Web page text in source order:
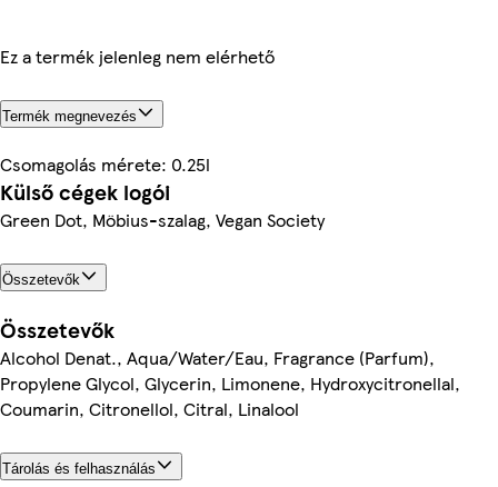
Ez a termék jelenleg nem elérhető
Termék megnevezés
Csomagolás mérete: 0.25l
Külső cégek logói
Green Dot, Möbius-szalag, Vegan Society
Összetevők
Összetevők
Alcohol Denat., Aqua/Water/Eau, Fragrance (Parfum),
Propylene Glycol, Glycerin, Limonene, Hydroxycitronellal,
Coumarin, Citronellol, Citral, Linalool
Tárolás és felhasználás